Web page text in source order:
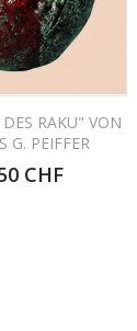
RAKU" VON
G. PEIFFER
CHF